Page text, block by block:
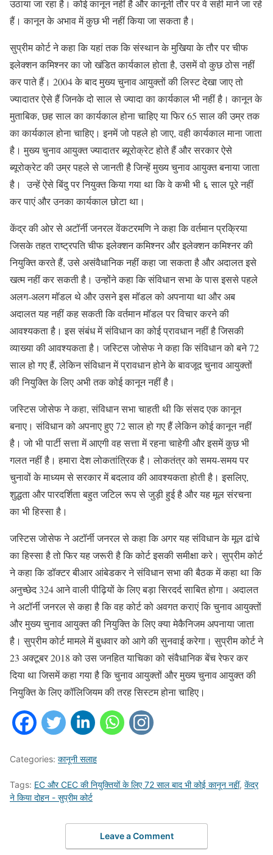
उठाया जा रहा है। कोई कानून नहीं है और कानूनी तौर पर वे सही माने जा रहे
हैं। कानून के अभाव में कुछ भी नहीं किया जा सकता है।
सुप्रीम कोर्ट ने कहा कि यहां तक कि संस्थान के मुखिया के तौर पर चीफ
इलेक्शन कमिश्नर का जो खंडित कार्यकाल होता है, उसमें वो कुछ ठोस नहीं
कर पाते हैं। 2004 के बाद मुख्य चुनाव आयुक्तों की लिस्ट देखा जाए तो
ज्यादातर ऐसे हैं जिनके दो साल से ज्यादा का कार्यकाल भी नहीं है। कानून के
मुताबिक, छह साल का कार्यकाल होना चाहिए या फिर 65 साल की उम्र तक
का कार्यकाल होना चाहिए। इनमें जो पहले हो जाए, वही कार्यकाल माना जाता
है। मुख्य चुनाव आयुक्त ज्यादातर ब्यूरोक्रेट होते हैं और सरकार ऐसे
ब्यूरोक्रेट की उम्र पहले से जानती है जिन्हें मुख्य चुनाव आयुक्त बनाया जाता
है। उन्हें ऐसे बिंदु पर नियुक्त किया गया था कि वे कभी भी ६ साल पूरे नहीं
कर पाएं और उनका कार्यकाल छोटा था।
केंद्र की ओर से अटॉर्नी जनरल वेंकटरमणि ने कहा कि वर्तमान प्रक्रिया
जिसके तहत राष्ट्रपति चीफ इलेक्शन कमिश्नर और इलेक्शन कमिश्नर की
नियुक्ति करते हैं, उसे असंवैधानिक नहीं कहा जा सकता है और अदालत इसे
खत्म नहीं कर सकती है। उन्होंने कहा कि संविधान सभा के पास इससे पहले
अलग-अलग मॉडल थे और उसने इस मॉडल को अपनाया था और अब
अदालत यह नहीं कह सकती कि वर्तमान मॉडल पर विचार करने की
आवश्यकता है। इस संबंध में संविधान का कोई प्रावधान नहीं है जिसकी
व्याख्या की आवश्यकता है। जस्टिस जोसेफ ने कहा कि संविधान को बने 72
साल हो गए हैं, लेकिन संविधान में प्रावधान होने के बावजूद चुनाव आयुक्तों
की नियुक्ति के लिए अभी तक कोई कानून नहीं है।
जस्टिस जोसेफ ने कहा, संविधान सभा चाहती थी कि संसद एक कानून
बनाए। संविधान को अपनाए हुए 72 साल हो गए हैं लेकिन कोई कानून नहीं
है। जो भी पार्टी सत्ता में आएगी वह सत्ता में रहना चाहेगी और इसमें कुछ भी
गलत नहीं है। हमारा देश लोकतांत्रिक है। लोकतंत्र को समय-समय पर
चुनावों के माध्यम से सरकार में बदलाव की आवश्यकता होती है। इसलिए,
शुद्धता और पारदर्शिता बहुत जटिल रूप से जुड़ी हुई है और यह मूल संरचना
का भी हिस्सा है।
जस्टिस जोसेफ ने अटॉर्नी जनरल से कहा कि अगर यह संविधान के मूल ढांचे
का हिस्सा है तो फिर यह जरूरी है कि कोर्ट इसकी समीक्षा करे। सुप्रीम कोर्ट
ने कहा कि डॉक्टर बीआर आंबेडकर ने संविधान सभा की बैठक में कहा था कि
अनुच्छेद 324 आने वाली पीढ़ियों के लिए बड़ा सिरदर्द साबित होगा। अदालत
ने अटॉर्नी जनरल से कहा है कि वह कोर्ट को अवगत कराएं कि चुनाव आयुक्तों
और मुख्य चुनाव आयुक्त की नियुक्ति के लिए क्या मेकैनिजम अपनाया जाता
है। सुप्रीम कोर्ट मामले में बुधवार को आगे की सुनवाई करेगा। सुप्रीम कोर्ट ने
23 अक्टूबर 2018 को उस जनहित याचिका को संवैधानिक बेंच रेफर कर
दिया था जिसमें कहा गया है कि चुनाव आयुक्तों और मुख्य चुनाव आयुक्त की
नियुक्ति के लिए कॉलिजियम की तरह सिस्टम होना चाहिए।
Categories: कानूनी सलाह
Tags: EC और CEC की नियुक्तियों के लिए 72 साल बाद भी कोई कानून नहीं, केंद्र
ने किया दोहन - सुप्रीम कोर्ट
Leave a Comment